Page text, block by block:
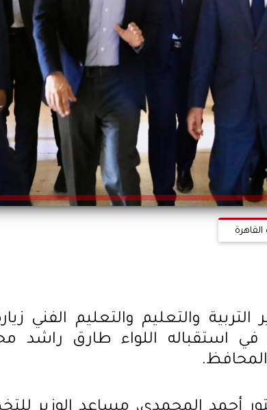
والتعليم والتعليم الفني
استقباله اللواء طارق راشد